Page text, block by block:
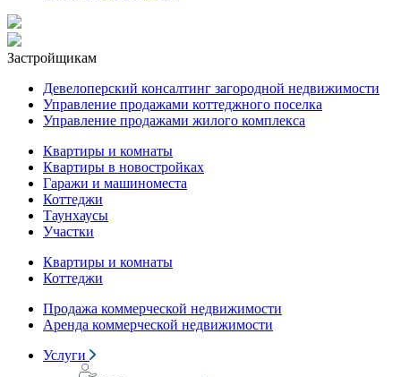
Застройщикам
Девелоперский консалтинг загородной недвижимости
Управление продажами коттеджного поселка
Управление продажами жилого комплекса
Квартиры и комнаты
Квартиры в новостройках
Гаражи и машиноместа
Коттеджи
Таунхаусы
Участки
Квартиры и комнаты
Коттеджи
Продажа коммерческой недвижимости
Аренда коммерческой недвижимости
Услуги